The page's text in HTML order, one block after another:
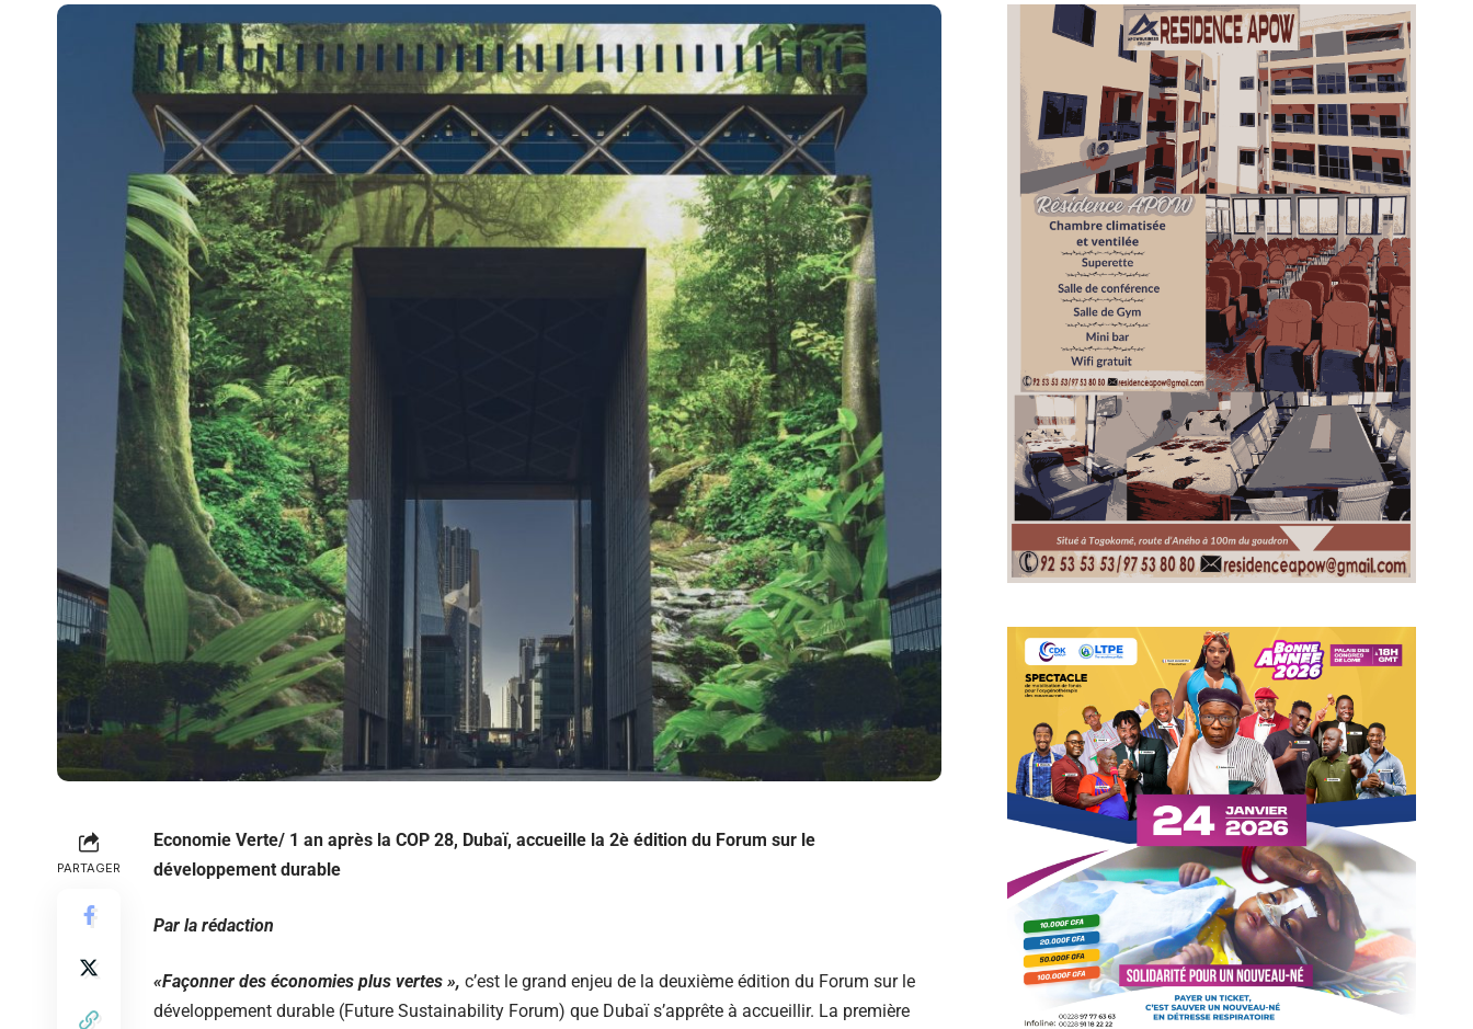
PARTAGER
Economie Verte/ 1 an après la COP 28, Dubaï, accueille la 2è édition du Forum sur le
développement durable
Par la rédaction
«Façonner des économies plus vertes », c’est le grand enjeu de la deuxième édition du Forum sur le
développement durable (Future Sustainability Forum) que Dubaï s’apprête à accueillir. La première